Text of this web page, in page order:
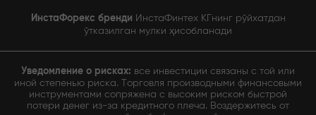
ИнстаФорекс бренди ИнстаФинтех КГнинг рўйхатдан
ўтказилган мулки ҳисобланади
Уведомление о рисках: все инвестиции связаны с той или
иной степенью риска. Торговля производными финансовыми
инструментами сопряжена с высоким риском быстрой
потери денег из-за кредитного плеча. Воздержитесь от